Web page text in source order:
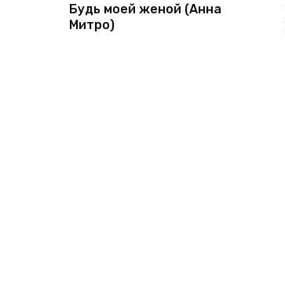
Будь моей женой (Анна
Митро)